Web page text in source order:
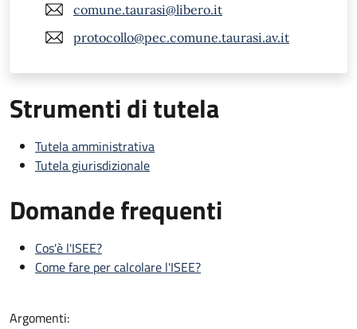
comune.taurasi@libero.it
protocollo@pec.comune.taurasi.av.it
Strumenti di tutela
Tutela amministrativa
Tutela giurisdizionale
Domande frequenti
Cos'è l'ISEE?
Come fare per calcolare l'ISEE?
Argomenti: